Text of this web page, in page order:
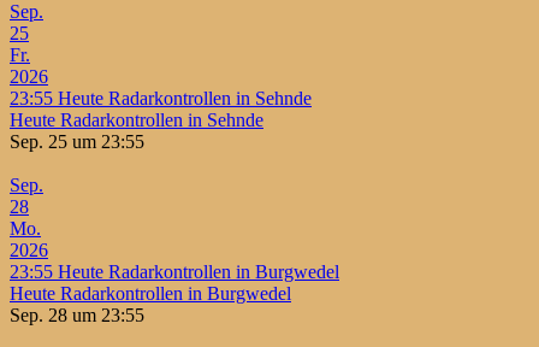
Sep.
25
Fr.
2026
23:55 Heute Radarkontrollen in Sehnde
Heute Radarkontrollen in Sehnde
Sep. 25 um 23:55
Sep.
28
Mo.
2026
23:55 Heute Radarkontrollen in Burgwedel
Heute Radarkontrollen in Burgwedel
Sep. 28 um 23:55